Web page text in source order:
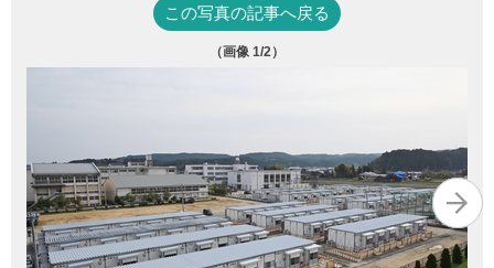
この写真の記事へ戻る
（画像 1/2）